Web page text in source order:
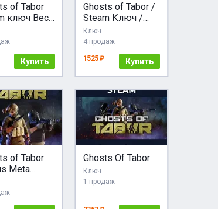
of Tabor
ключ Весь
+
РФ
СНГ стим
Купить
Ghosts of Tabor /
Steam Ключ /
Все регионы |
АВТОВЫДАЧА
Ключ
4 продаж
1525 ₽ Купить
of Tabor
Meta
2/3/Pro
Ghosts Of Tabor
Ключ
1 продаж